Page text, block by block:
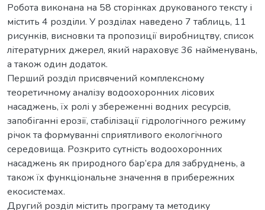
Робота виконана на 58 сторінках друкованого тексту і
містить 4 розділи. У розділах наведено 7 таблиць, 11
рисунків, висновки та пропозиції виробництву, список
літературних джерел, який нараховує 36 найменувань,
а також один додаток.
Перший розділ присвячений комплексному
теоретичному аналізу водоохоронних лісових
насаджень, їх ролі у збереженні водних ресурсів,
запобіганні ерозії, стабілізації гідрологічного режиму
річок та формуванні сприятливого екологічного
середовища. Розкрито сутність водоохоронних
насаджень як природного бар’єра для забруднень, а
також їх функціональне значення в прибережних
екосистемах.
Другий розділ містить програму та методику